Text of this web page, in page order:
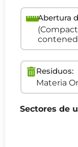
Abertura
Residuos:
Materia
Sectores de